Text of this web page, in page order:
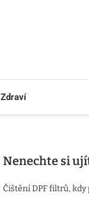
Zdraví
Nenechte si
Čištění DPF filtrů, kdy